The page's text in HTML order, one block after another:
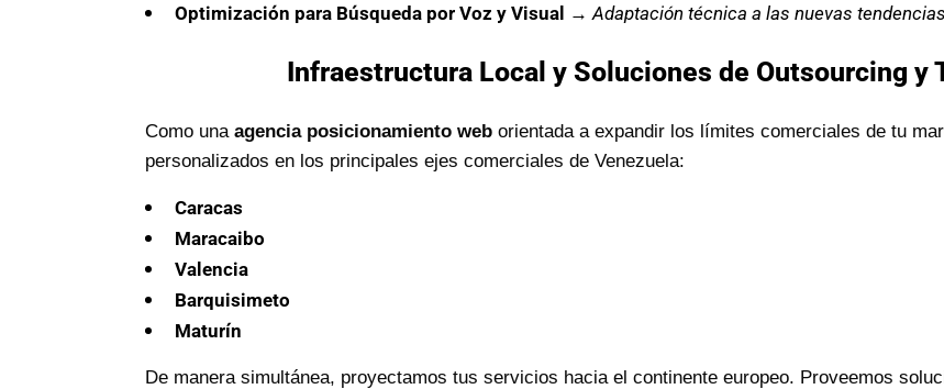
Optimización para Búsqueda por Voz y Visual → Adaptación técnica a las nuevas
Infraestructura Local y Soluciones de Outsourcing y
Como una agencia posicionamiento web orientada a expandir los límites comerciales de tu
personalizados en los principales ejes comerciales de Venezuela:
Caracas
Maracaibo
Valencia
Barquisimeto
Maturín
De manera simultánea, proyectamos tus servicios hacia el continente europeo. Proveemos